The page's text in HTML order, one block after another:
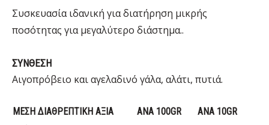
Συσκευασία ιδανική για διατήρηση μικρής
ποσότητας για μεγαλύτερο διάστημα..
ΣΥΝΘΕΣΗ
Αιγοπρόβειο και αγελαδινό γάλα, αλάτι, πυτιά.
ΜΕΣΗ ΔΙΑΘΡΕΠΤΙΚΗ ΑΞΙΑ ΑΝΑ 100GR ΑΝΑ 10GR